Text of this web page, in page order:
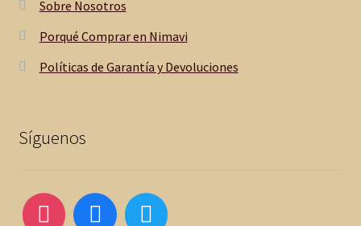
Sobre Nosotros
Porqué Comprar en Nimavi
Políticas de Garantía y Devoluciones
Síguenos